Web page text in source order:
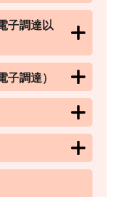
子調達以
子調達）